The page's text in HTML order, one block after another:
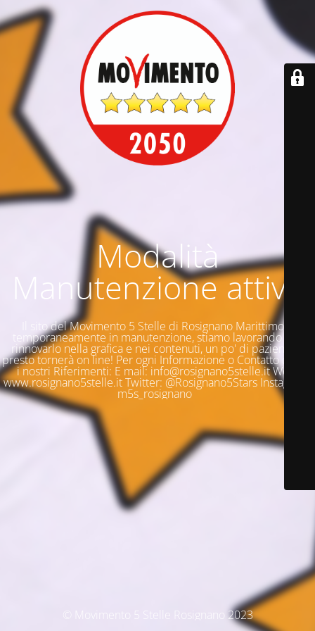
Modalità
Manutenzione attiva
Il sito del Movimento 5 Stelle di Rosignano Marittimo è
temporaneamente in manutenzione, stiamo lavorando per
rinnovarlo nella grafica e nei contenuti, un po' di pazienza e
presto tornerà on line! Per ogni Informazione o Contatto questi
i nostri Riferimenti: E mail: info@rosignano5stelle.it Web:
www.rosignano5stelle.it Twitter: @Rosignano5Stars Instagram:
m5s_rosignano
© Movimento 5 Stelle Rosignano 2023